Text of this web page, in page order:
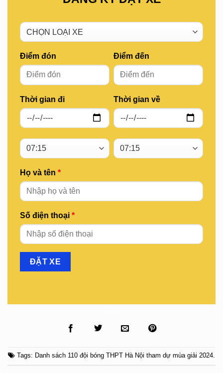
Điểm đón
Thời gian đi
Điểm đến
Thời gian về
Họ và tên *
Số điện thoại *
Tags: Danh sách 110 đội bóng THPT Hà Nội tham dự mùa giải 2024.